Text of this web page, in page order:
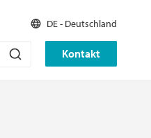
Kontakt
DE - Deutschland